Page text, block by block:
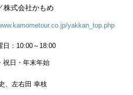
株式会社かもめ
yakkan_top.php
日：10:00～18:00
祝日・年末年始
、左右田 幸枝